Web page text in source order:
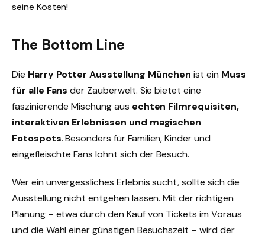
seine Kosten!
The Bottom Line
Die Harry Potter Ausstellung München ist ein Muss
für alle Fans der Zauberwelt. Sie bietet eine
faszinierende Mischung aus echten Filmrequisiten,
interaktiven Erlebnissen und magischen
Fotospots. Besonders für Familien, Kinder und
eingefleischte Fans lohnt sich der Besuch.
Wer ein unvergessliches Erlebnis sucht, sollte sich die
Ausstellung nicht entgehen lassen. Mit der richtigen
Planung – etwa durch den Kauf von Tickets im Voraus
und die Wahl einer günstigen Besuchszeit – wird der